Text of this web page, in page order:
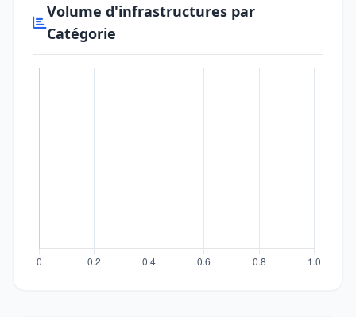
Volume d'infrastructures par
Catégorie